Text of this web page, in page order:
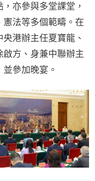
亦參與多堂課堂，
法等多個範疇。在
港辦主任夏寶龍、
方、身兼中聯辦主
參加晚宴。